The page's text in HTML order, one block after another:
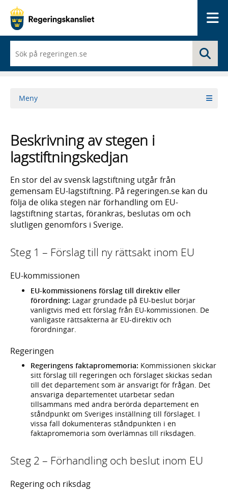
du
börjar
skriva
framträder
sökförslag
Meny
Beskrivning av stegen i
lagstiftningskedjan
En stor del av svensk lagstiftning utgår från
gemensam EU-lagstiftning. På regeringen.se kan du
följa de olika stegen när förhandling om EU-
lagstiftning startas, förankras, beslutas om och
slutligen genomförs i Sverige.
Steg 1 – Förslag till ny rättsakt inom EU
EU-kommissionen
EU-kommissionens förslag till direktiv eller
förordning: Lagar grundade på EU-beslut börjar
vanligtvis med ett förslag från EU-kommissionen. De
vanligaste rättsakterna är EU-direktiv och
förordningar.
Regeringen
Regeringens faktapromemoria: Kommissionen skickar
sitt förslag till regeringen och förslaget skickas sedan
till det departement som är ansvarigt för frågan. Det
ansvariga departementet utarbetar sedan
tillsammans med andra berörda departement en
ståndpunkt om Sveriges inställning till förslaget. I
vissa fall dokumenteras ståndpunkten i en
faktapromemoria som överlämnas till riksdagen.
Steg 2 – Förhandling och beslut inom EU
Regering och riksdag